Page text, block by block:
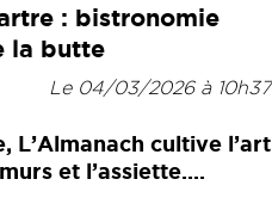
: bistronomie
la butte
Le 04/03/2026 à 10h37
L’Almanach cultive l’art
et l’assiette....